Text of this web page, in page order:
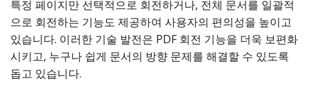
특정 페이지만 선택적으로 회전하거나, 전체 문서를 일괄적
으로 회전하는 기능도 제공하여 사용자의 편의성을 높이고
있습니다. 이러한 기술 발전은 PDF 회전 기능을 더욱 보편화
시키고, 누구나 쉽게 문서의 방향 문제를 해결할 수 있도록
돕고 있습니다.